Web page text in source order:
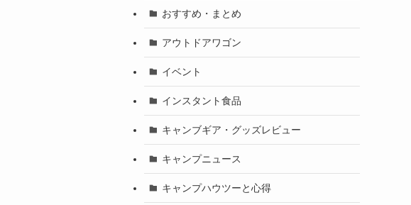
おすすめ・まとめ
アウトドアワゴン
イベント
インスタント食品
キャンブギア・グッズレビュー
キャンプニュース
キャンプハウツーと心得